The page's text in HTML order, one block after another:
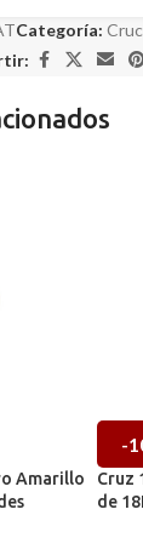
Categoría:
Amarillo
-
Cruz
de